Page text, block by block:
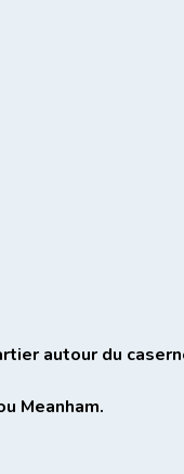
autour du
Meanham.